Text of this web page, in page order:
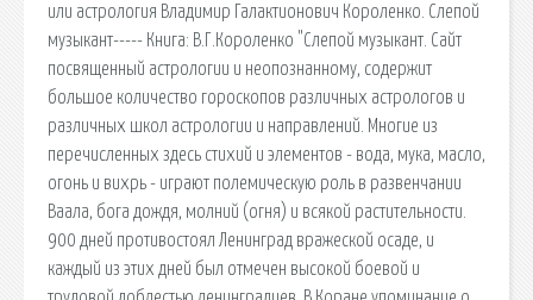
или астрология Владимир Галактионович Короленко. Слепой
музыкант----- Книга: В.Г.Короленко "Слепой музыкант. Сайт
посвященный астрологии и неопознанному, содержит
большое количество гороскопов различных астрологов и
различных школ астрологии и направлений. Многие из
перечисленных здесь стихий и элементов - вода, мука, масло,
огонь и вихрь - играют полемическую роль в развенчании
Ваала, бога дождя, молний (огня) и всякой растительности.
900 дней противостоял Ленинград вражеской осаде, и
каждый из этих дней был отмечен высокой боевой и